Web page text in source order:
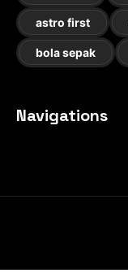
astro first
bola sepak
Navigations